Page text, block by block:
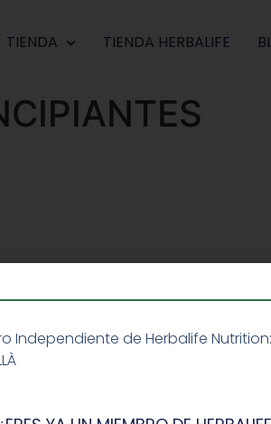
TIENDA TIENDA HERBALIFE
de Herbalife Nutrition: